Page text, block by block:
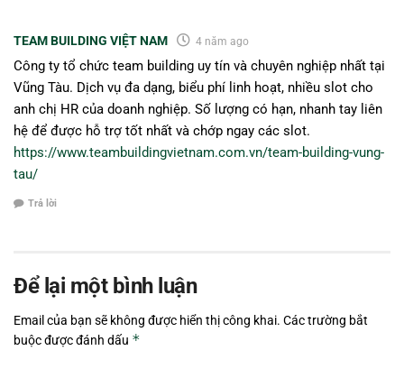
TEAM BUILDING VIỆT NAM 4 năm ago
Công ty tổ chức team building uy tín và chuyên nghiệp nhất tại
Vũng Tàu. Dịch vụ đa dạng, biểu phí linh hoạt, nhiều slot cho
anh chị HR của doanh nghiệp. Số lượng có hạn, nhanh tay liên
hệ để được hỗ trợ tốt nhất và chớp ngay các slot.
https://www.teambuildingvietnam.com.vn/team-building-vung-
tau/
Trả lời
Để lại một bình luận
Email của bạn sẽ không được hiển thị công khai. Các trường bắt
buộc được đánh dấu *